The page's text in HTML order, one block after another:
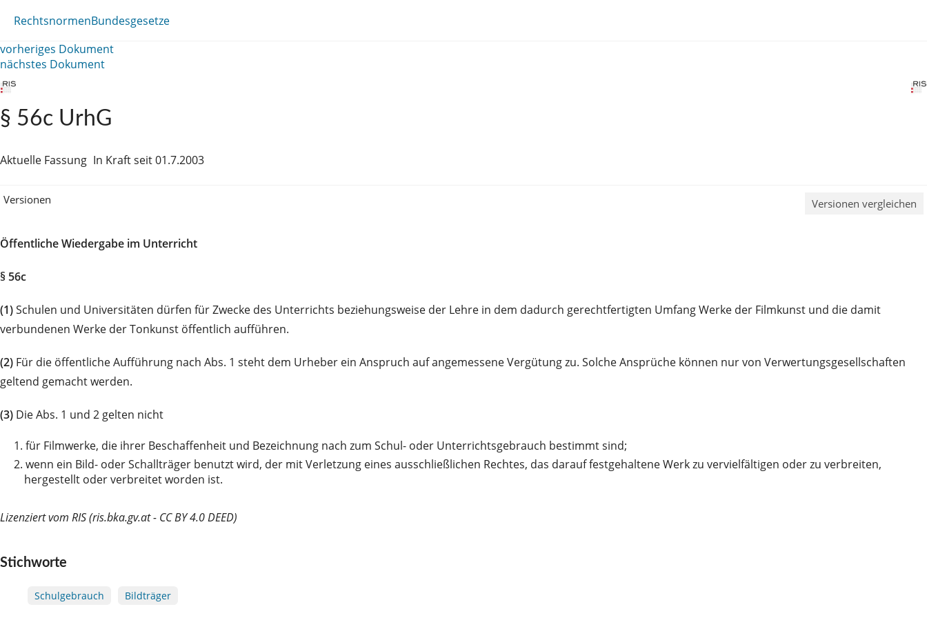
RechtsnormenBundesgesetze
vorheriges Dokument
nächstes Dokument
§ 56c UrhG
Aktuelle Fassung In Kraft seit 01.7.2003
Versionen Versionen vergleichen
Öffentliche Wiedergabe im Unterricht
§ 56c
(1)Schulen und Universitäten dürfen für Zwecke des Unterrichts beziehungsweise der Lehre in dem dadurch gerechtfertigten Umfang Werke der Filmkunst und die damit
verbundenen Werke der Tonkunst öffentlich aufführen.
(2) Für die öffentliche Aufführung nach Abs. 1 steht dem Urheber ein Anspruch auf angemessene Vergütung zu. Solche Ansprüche können nur von Verwertungsgesellschaften
geltend gemacht werden.
(3) Die Abs. 1 und 2 gelten nicht
1. für Filmwerke, die ihrer Beschaffenheit und Bezeichnung nach zum Schul- oder Unterrichtsgebrauch bestimmt sind;
2. wenn ein Bild- oder Schallträger benutzt wird, der mit Verletzung eines ausschließlichen Rechtes, das darauf festgehaltene Werk zu vervielfältigen oder zu verbreiten,
hergestellt oder verbreitet worden ist.
Lizenziert vom RIS (ris.bka.gv.at - CC BY 4.0 DEED)
Stichworte
Schulgebrauch Bildträger